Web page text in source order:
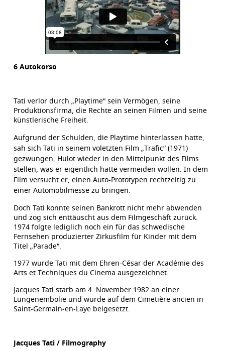
6 Autokorso
Tati verlor durch „Playtime“ sein Vermögen, seine
Produktionsfirma, die Rechte an seinen Filmen und seine
künstlerische Freiheit.
Aufgrund der Schulden, die Playtime hinterlassen hatte,
sah sich Tati in seinem voletzten Film „Trafic“ (1971)
gezwungen, Hulot wieder in den Mittelpunkt des Films
stellen, was er eigentlich hatte vermeiden wollen. In dem
Film versucht er, einen Auto-Prototypen rechtzeitig zu
einer Automobilmesse zu bringen.
Doch Tati konnte seinen Bankrott nicht mehr abwenden
und zog sich enttäuscht aus dem Filmgeschäft zurück.
1974 folgte lediglich noch ein für das schwedische
Fernsehen produzierter Zirkusfilm für Kinder mit dem
Titel „Parade“.
1977 wurde Tati mit dem Ehren-César der Académie des
Arts et Techniques du Cinema ausgezeichnet.
Jacques Tati starb am 4. November 1982 an einer
Lungenembolie und wurde auf dem Cimetière ancien in
Saint-Germain-en-Laye beigesetzt.
Jacques Tati / Filmography